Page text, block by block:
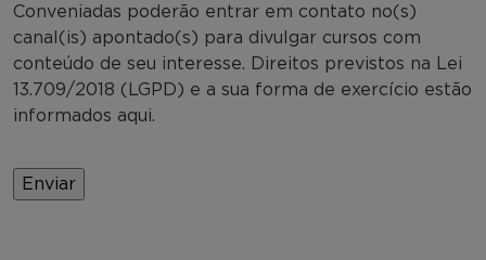
Conveniadas poderão entrar em contato no(s)
canal(is) apontado(s) para divulgar cursos com
conteúdo de seu interesse. Direitos previstos na Lei
13.709/2018 (LGPD) e a sua forma de exercício estão
informados aqui.